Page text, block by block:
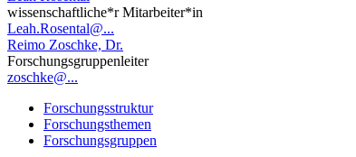
wissenschaftliche*r Mitarbeiter*in
Leah.Rosental@...
Reimo Zoschke, Dr.
Forschungsgruppenleiter
zoschke@...
Forschungsstruktur
Forschungsthemen
Forschungsgruppen